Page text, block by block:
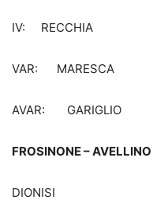
IV: RECCHIA
VAR: MARESCA
AVAR: GARIGLIO
FROSINONE – AVELLINO
DIONISI